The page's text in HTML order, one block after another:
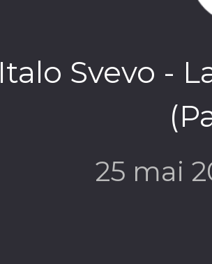
Italo Svevo -
25 mai